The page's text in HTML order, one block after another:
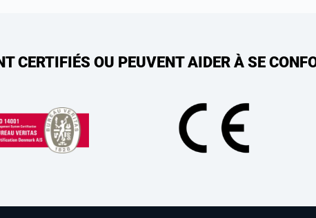
CERTIFIÉS OU PEUVENT AIDER À SE